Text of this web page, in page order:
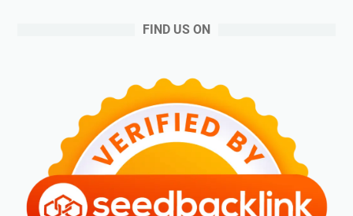
FIND US ON